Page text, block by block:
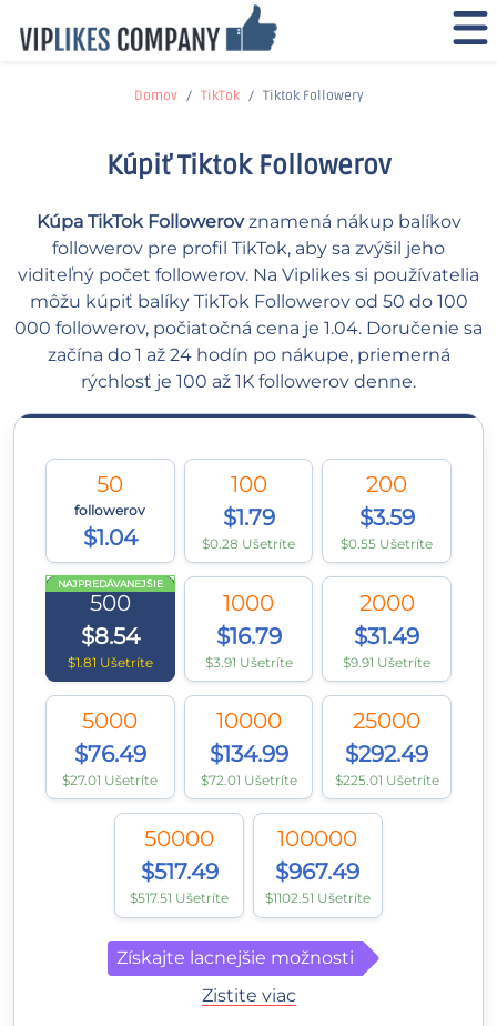
Domov TikTok Tiktok Followery
Kúpiť Tiktok Followerov
Kúpa TikTok Followerovznamená nákup balíkov
followerov pre profil TikTok, aby sa zvýšil jeho
viditeľný počet followerov. Na Viplikes si používatelia
môžu kúpiť balíky TikTok Followerov od 50 do 100
000 followerov, počiatočná cena je 1.04. Doručenie sa
začína do 1 až 24 hodín po nákupe, priemerná
rýchlosť je 100 až 1K followerov denne.
50
followerov
$1.04
100
$1.79
$0.28 Ušetríte
200
$3.59
$0.55 Ušetríte
NAJPREDÁVANEJŠIE
500
$8.54
$1.81 Ušetríte
1000
$16.79
$3.91 Ušetríte
2000
$31.49
$9.91 Ušetríte
5000
$76.49
$27.01 Ušetríte
10000
$134.99
$72.01 Ušetríte
25000
$292.49
$225.01 Ušetríte
50000
$517.49
$517.51 Ušetríte
100000
$967.49
$1102.51 Ušetríte
Získajte lacnejšie možnosti
Zistite viac